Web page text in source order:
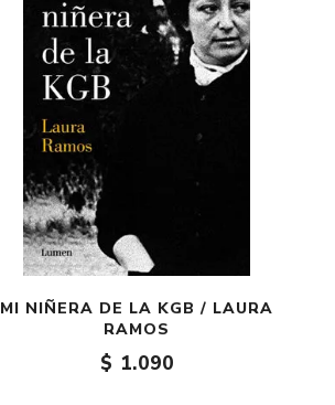
MI NIÑERA DE LA KGB / LAURA
RAMOS
$ 1.090